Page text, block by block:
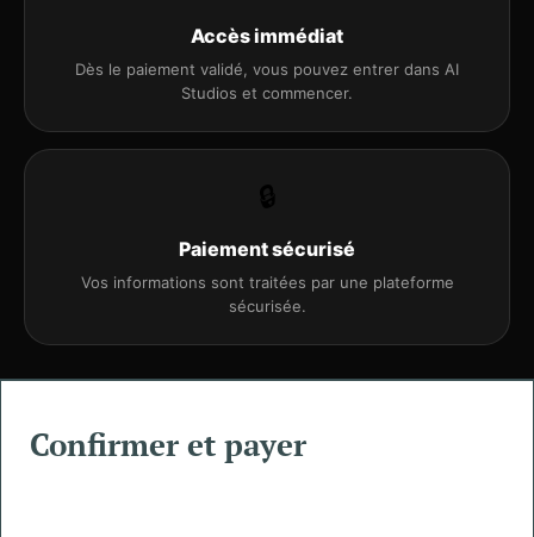
Accès immédiat
Dès le paiement validé, vous pouvez entrer dans AI
Studios et commencer.
Paiement sécurisé
Vos informations sont traitées par une plateforme
sécurisée.
Confirmer et payer